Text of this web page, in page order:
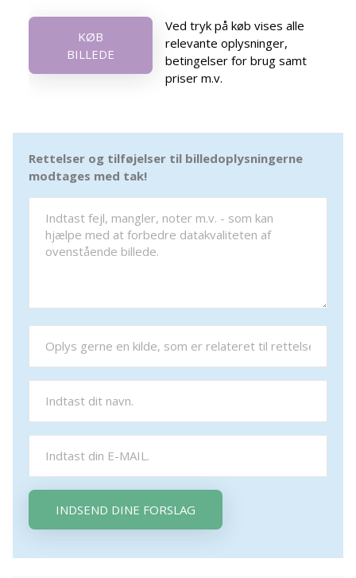
KØB
BILLEDE
Ved tryk på køb vises alle
relevante oplysninger,
betingelser for brug samt
priser m.v.
Rettelser og tilføjelser til billedoplysningerne
modtages med tak!
INDSEND DINE FORSLAG